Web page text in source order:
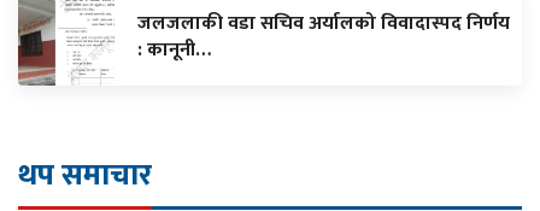
जलजलाकी वडा सचिव अर्यालको विवादास्पद निर्णय
: कानूनी…
थप समाचार